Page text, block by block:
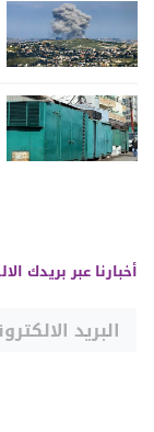
أخبارنا عبر بريدك